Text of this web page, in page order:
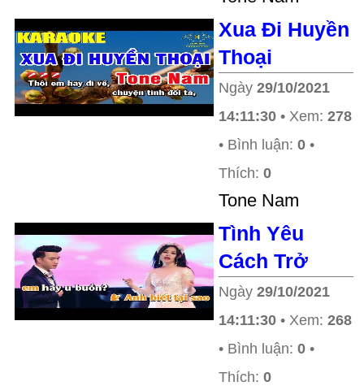
Xua Đi Huyền
Thoại
Ngày 29/10/2021
14:11:30 • Xem: 278
• Bình luận: 0 •
Thích: 0
Tone Nam
Tình Yêu
Cách Trở
Ngày 29/10/2021
14:11:30 • Xem: 268
• Bình luận: 0 •
Thích: 0